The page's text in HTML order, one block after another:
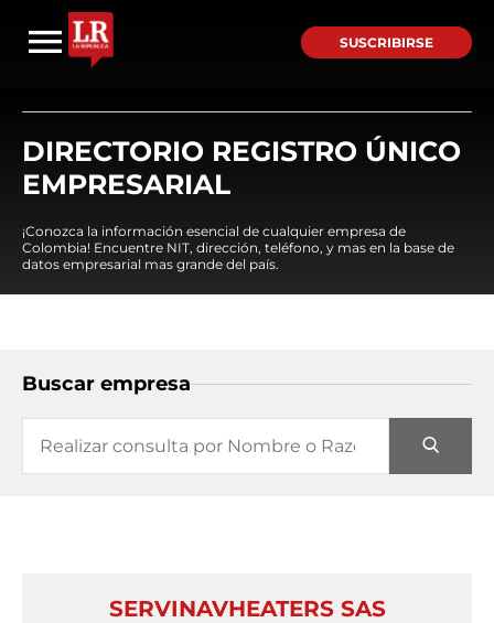
SUSCRIBIRSE
DIRECTORIO REGISTRO ÚNICO
EMPRESARIAL
¡Conozca la información esencial de cualquier empresa de
Colombia! Encuentre NIT, dirección, teléfono, y mas en la base de
datos empresarial mas grande del país.
Buscar empresa
SERVINAVHEATERS SAS